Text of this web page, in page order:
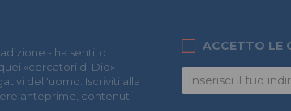
- ha sentito
«cercatori di Dio»
dell'uomo. Iscriviti alla
anteprime, contenuti
ACCETTO LE